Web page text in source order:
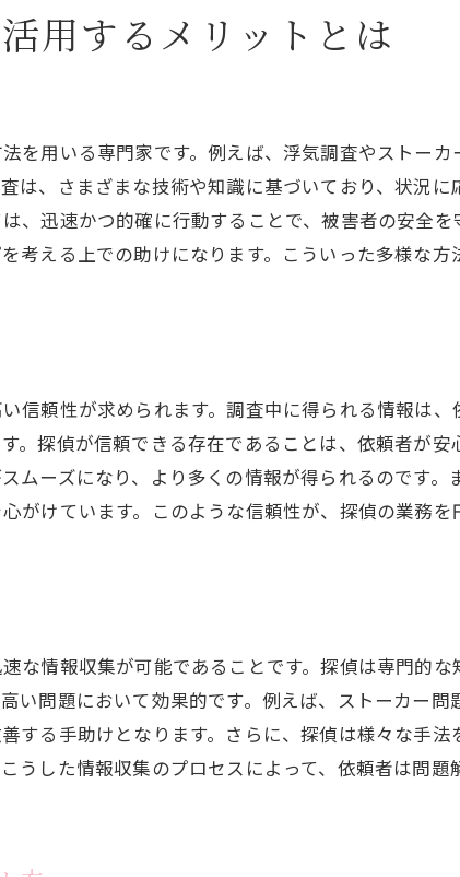
調査結果を最大限に活用する方法
信頼できる探偵がもたらす安心感とその価値
安心感を提供する探偵の重要な役割
依頼者に寄り添う探偵のサポート体制
探偵が提供する心理的な安心感の意義
用するメリットとは
を用いる専門家です。例えば、浮気調査やストー
は、さまざまな技術や知識に基づいており、状況に
、迅速かつ的確に行動することで、被害者の安全
考える上での助けになります。こういった多様な
信頼性が求められます。調査中に得られる情報は
。探偵が信頼できる存在であることは、依頼者が
ムーズになり、より多くの情報が得られるのです
がけています。このような信頼性が、探偵の業務
な情報収集が可能であることです。探偵は専門的
い問題において効果的です。例えば、ストーカー
する手助けとなります。さらに、探偵は様々な手
うした情報収集のプロセスによって、依頼者は問